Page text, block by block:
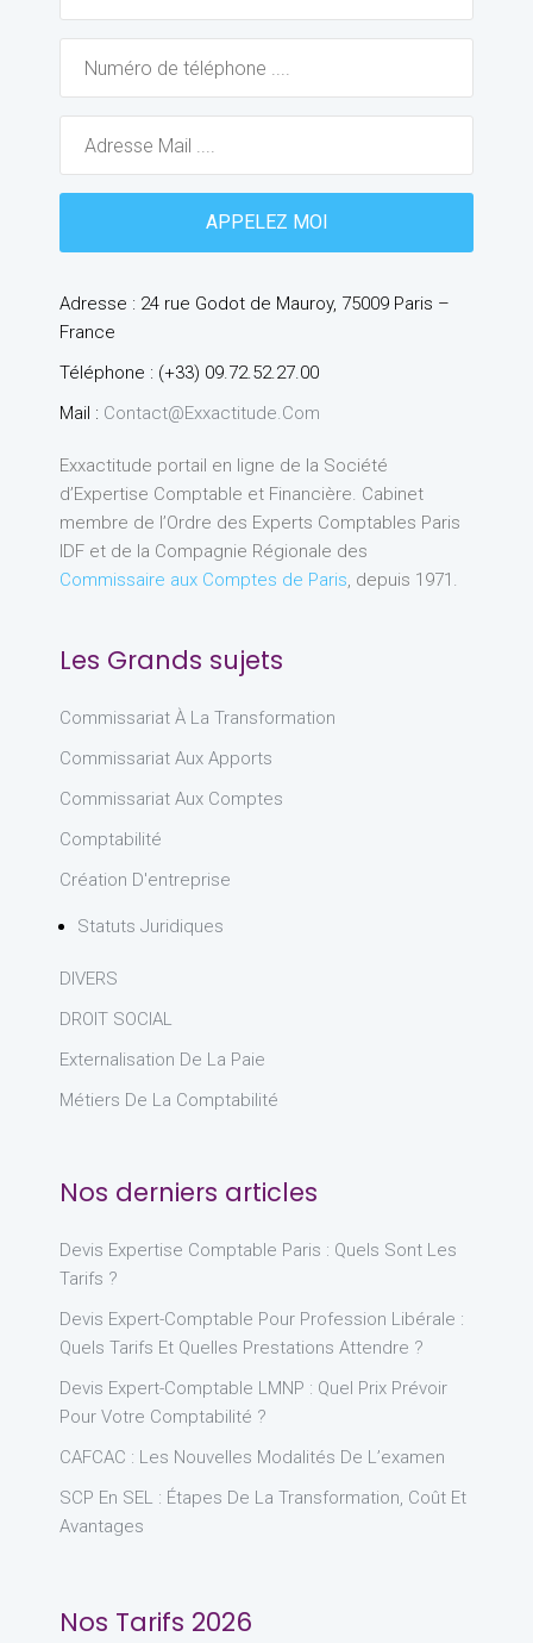
Adresse : 24 rue Godot de Mauroy, 75009 Paris –
France
Téléphone : (+33) 09.72.52.27.00
Mail : Contact@exxactitude.com
Exxactitude portail en ligne de la Société
d’Expertise Comptable et Financière. Cabinet
membre de l’Ordre des Experts Comptables Paris
IDF et de la Compagnie Régionale des
Commissaire aux Comptes de Paris, depuis 1971.
Les Grands sujets
Commissariat À La Transformation
Commissariat Aux Apports
Commissariat Aux Comptes
Comptabilité
Création D'entreprise
Statuts Juridiques
DIVERS
DROIT SOCIAL
Externalisation De La Paie
Métiers De La Comptabilité
Nos derniers articles
Devis Expertise Comptable Paris : Quels Sont Les
Tarifs ?
Devis Expert-Comptable Pour Profession Libérale :
Quels Tarifs Et Quelles Prestations Attendre ?
Devis Expert-Comptable LMNP : Quel Prix Prévoir
Pour Votre Comptabilité ?
CAFCAC : Les Nouvelles Modalités De L’examen
SCP En SEL : Étapes De La Transformation, Coût Et
Avantages
Nos Tarifs 2026